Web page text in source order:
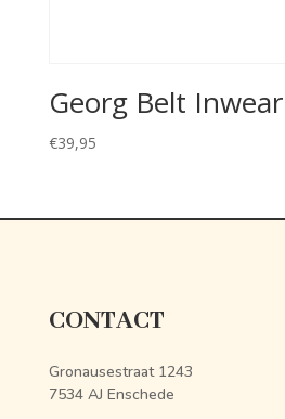
Georg Belt Inwear
€39,95
CONTACT
Gronausestraat 1243
7534 AJ Enschede